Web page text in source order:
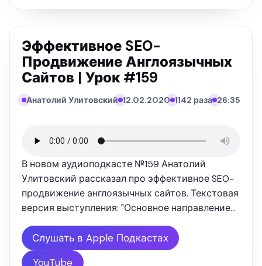
Эффективное SEO-
Продвижение Англоязычных
Сайтов | Урок #159
Анатолий Улитовский 12.02.2020 1142 раза 26:35
В новом аудиоподкасте №159 Анатолий
Улитовский рассказал про эффективное SEO-
продвижение англоязычных сайтов. Текстовая
версия выступления: "Основное направление
развития нашей компании - это англоязычное
продвижение сайтов , англоязычное SEO и
линкбилдинг. Хочу сразу успокоить …
Слушать в Apple Подкастах
YouTube